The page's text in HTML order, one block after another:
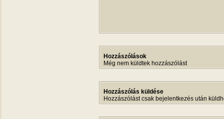
Hozzászólások
Még nem küldtek hozzászólást
Hozzászólás küldése
Hozzászólást csak bejelentkezés után